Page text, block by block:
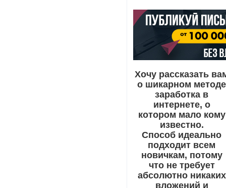
Хочу рассказать
о шикарном методе
заработка в
интернете, о
котором мало кому
известно.
Способ идеально
подходит всем
новичкам, потому
что не требует
абсолютно никаких
вложений и